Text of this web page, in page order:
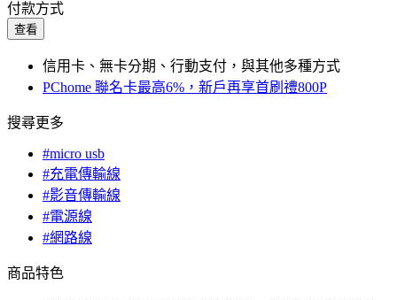
付款方式
查看
信用卡、無卡分期、行動支付，與其他多種方式
PChome 聯名卡最高6%，新戶再享首刷禮800P
搜尋更多
#micro usb
#充電傳輸線
#影音傳輸線
#電源線
#網路線
商品特色